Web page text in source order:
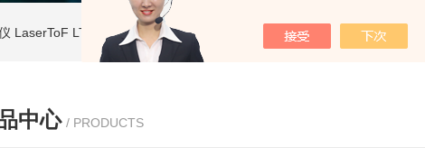
LaserToF LT2 PlusMALDI-ToF 基质辅助激光解吸电离质谱仪 LaserToF LT3 Plus基质辅助激光解吸电离 MALDI-TOF MS
中心 / PRODUCTS